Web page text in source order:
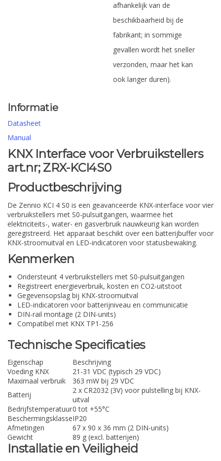
afhankelijk van de
beschikbaarheid bij de
fabrikant; in sommige
gevallen wordt het sneller
verzonden, maar het kan
ook langer duren).
Informatie
Datasheet
Manual
KNX Interface voor Verbruikstellers
art.nr; ZRX-KCI4S0
Productbeschrijving
De Zennio KCI 4 S0 is een geavanceerde KNX-interface voor vier
verbruikstellers met S0-pulsuitgangen, waarmee het
elektriciteits-, water- en gasverbruik nauwkeurig kan worden
geregistreerd. Het apparaat beschikt over een batterijbuffer voor
KNX-stroomuitval en LED-indicatoren voor statusbewaking.
Kenmerken
Ondersteunt 4 verbruikstellers met S0-pulsuitgangen
Registreert energieverbruik, kosten en CO2-uitstoot
Gegevensopslag bij KNX-stroomuitval
LED-indicatoren voor batterijniveau en communicatie
DIN-rail montage (2 DIN-units)
Compatibel met KNX TP1-256
Technische Specificaties
Eigenschap
Beschrijving
Voeding KNX
21-31 VDC (typisch 29 VDC)
Maximaal verbruik
363 mW bij 29 VDC
Batterij
2 x CR2032 (3V) voor pulstelling bij KNX-
uitval
Bedrijfstemperatuur0 tot +55°C
BeschermingsklasseIP20
Afmetingen
67 x 90 x 36 mm (2 DIN-units)
Gewicht
89 g (excl. batterijen)
Installatie en Veiligheid